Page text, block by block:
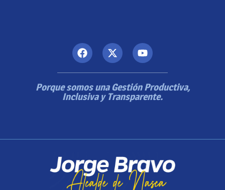
Porque somos una Gestión Productiva,
Inclusiva y Transparente.